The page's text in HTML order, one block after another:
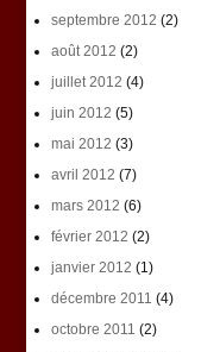
septembre 2012 (2)
août 2012 (2)
juillet 2012 (4)
juin 2012 (5)
mai 2012 (3)
avril 2012 (7)
mars 2012 (6)
février 2012 (2)
janvier 2012 (1)
décembre 2011 (4)
octobre 2011 (2)